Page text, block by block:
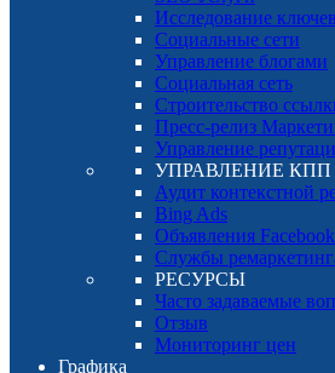
Исследование
Социальные сети
Управление блогами
Социальная сеть
Строительство
Пресс-релиз
Управление
УПРАВЛЕНИЕ КПП
Аудит контекстной
Bing Ads
Объявления Facebook
Службы
РЕСУРСЫ
Часто задаваемые
Отзыв
Мониторинг цен
Графика